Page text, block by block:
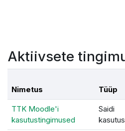
Aktiivsete
Nimetus Tüüp
TTK Moodle'i
kasutustingimused
Saidi